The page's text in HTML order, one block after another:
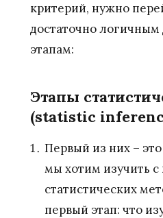
критерий, нужно
достаточно
этапам:
Этапы
(statistic
Первый из них –
мы хотим изучить
статистических
первый этап: что